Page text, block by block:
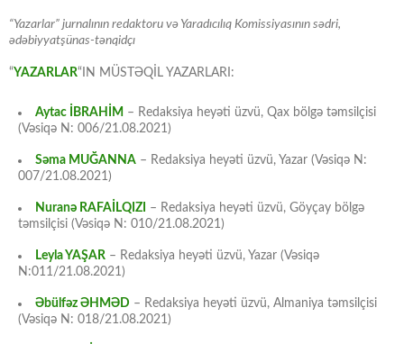
“Yazarlar” jurnalının redaktoru və Yaradıcılıq Komissiyasının sədri,
ədəbiyyatşünas-tənqidçı
“YAZARLAR“IN MÜSTƏQİL YAZARLARI:
Aytac İBRAHİM – Redaksiya heyəti üzvü, Qax bölgə təmsilçisi
(Vəsiqə N: 006/21.08.2021)
Səma MUĞANNA – Redaksiya heyəti üzvü, Yazar (Vəsiqə N:
007/21.08.2021)
Nuranə RAFAİLQIZI
– Redaksiya heyəti üzvü, Göyçay bölgə
təmsilçisi (Vəsiqə N: 010/21.08.2021)
Leyla YAŞAR – Redaksiya heyəti üzvü, Yazar (Vəsiqə
N:011/21.08.2021)
Əbülfəz ƏHMƏD – Redaksiya heyəti üzvü, Almaniya təmsilçisi
(Vəsiqə N: 018/21.08.2021)